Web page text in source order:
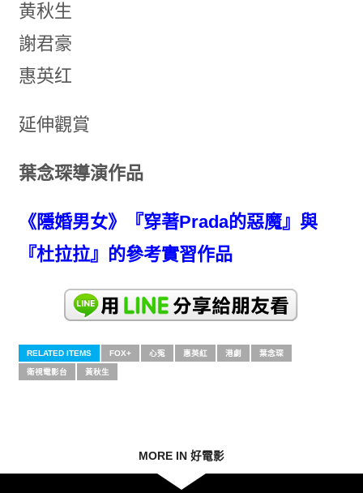
黄秋生
謝君豪
惠英红
延伸觀賞
葉念琛導演作品
《隱婚男女》『穿著Prada的惡魔』與
『杜拉拉』的參考實習作品
RELATED ITEMS FOX+ 心冤 惠英紅 港劇 葉念琛
衛視電影台 黃秋生
MORE IN 好電影